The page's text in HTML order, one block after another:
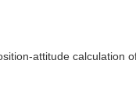
attitude calculation